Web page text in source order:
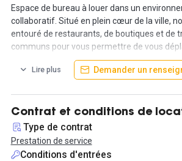
Espace de bureau à louer dans un
collaboratif. Situé en plein cœur de la ville,
entouré de restaurants, de boutiques et de
communs pour vous permettre de vous
bureau de 12 m² est aménagé et équipé de
travail prêts à être utilisés.
Notre espace de bureau offre un
agréable et professionnel avec une
un coin détente et une cuisine entièrement
accès à un espace de travail flexible pour
entreprise en toute simplicité.
Lire plus Demander un
Contrat et conditions de
Type de contrat
Prestation de service
Conditions d'entrées